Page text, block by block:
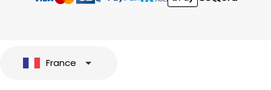
France